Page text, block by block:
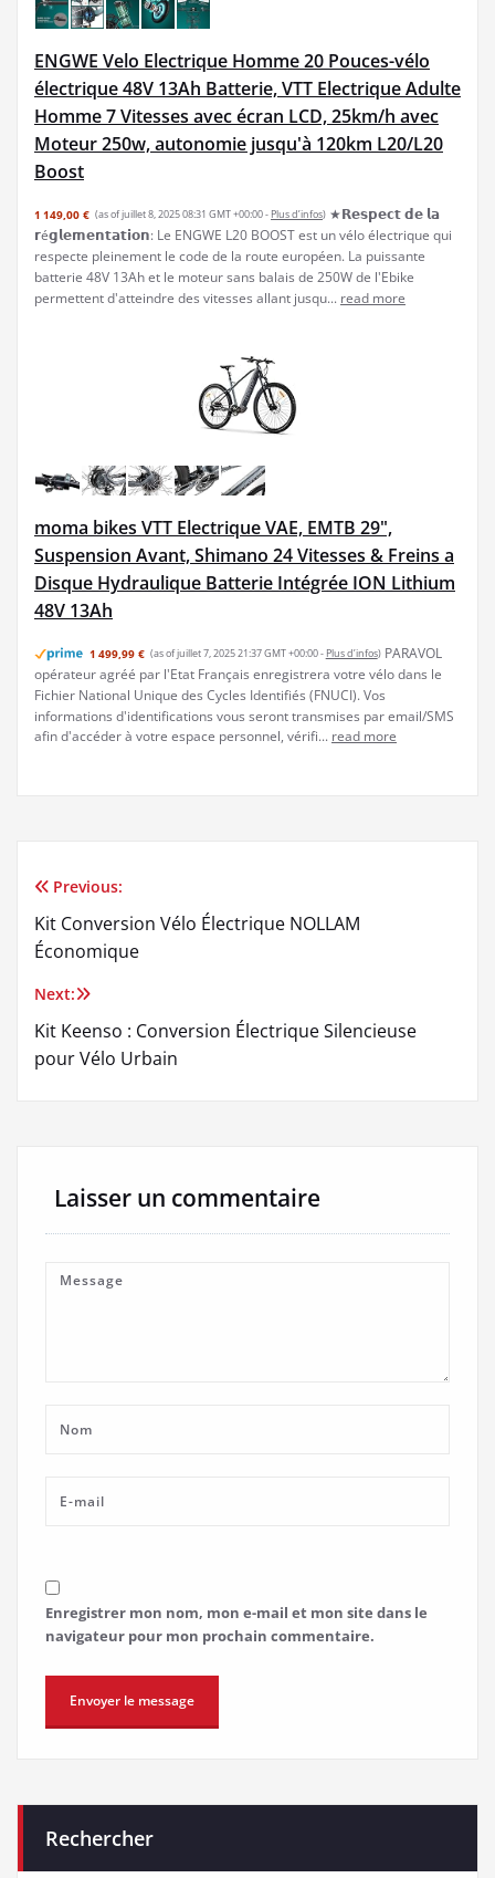
ENGWE Velo Electrique Homme 20 Pouces-vélo
électrique 48V 13Ah Batterie, VTT Electrique Adulte
Homme 7 Vitesses avec écran LCD, 25km/h avec
Moteur 250w, autonomie jusqu'à 120km L20/L20
Boost
1 149,00 € (as of juillet 8, 2025 08:31 GMT +00:00 - Plus d’infos) ★𝗥𝗲𝘀𝗽𝗲𝗰𝘁 𝗱𝗲 𝗹𝗮
𝗿é𝗴𝗹𝗲𝗺𝗲𝗻𝘁𝗮𝘁𝗶𝗼𝗻: Le ENGWE L20 BOOST est un vélo électrique qui
respecte pleinement le code de la route européen. La puissante
batterie 48V 13Ah et le moteur sans balais de 250W de l'Ebike
permettent d'atteindre des vitesses allant jusqu... read more
moma bikes VTT Electrique VAE, EMTB 29",
Suspension Avant, Shimano 24 Vitesses & Freins a
Disque Hydraulique Batterie Intégrée ION Lithium
48V 13Ah
1 499,99 € (as of juillet 7, 2025 21:37 GMT +00:00 - Plus d’infos) PARAVOL
opérateur agréé par l'Etat Français enregistrera votre vélo dans le
Fichier National Unique des Cycles Identifiés (FNUCI). Vos
informations d'identifications vous seront transmises par email/SMS
afin d'accéder à votre espace personnel, vérifi... read more
Navigation
de
l’article
Previous:
Kit Conversion Vélo Électrique NOLLAM
Économique
Next:
Kit Keenso : Conversion Électrique Silencieuse
pour Vélo Urbain
Laisser un commentaire
Enregistrer mon nom, mon e-mail et mon site dans le
navigateur pour mon prochain commentaire.
Rechercher